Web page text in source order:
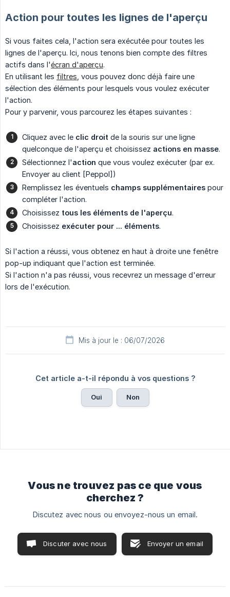
Action pour toutes les lignes de l'aperçu
Si vous faites cela, l'action sera exécutée pour toutes les
lignes de l'aperçu. Ici, nous tenons bien compte des filtres
actifs dans l'écran d'aperçu.
En utilisant les filtres , vous pouvez donc déjà faire une
sélection des éléments pour lesquels vous voulez exécuter
l'action.
Pour y parvenir, vous parcourez les étapes suivantes :
Cliquez avec le clic droit de la souris sur une ligne
quelconque de l'aperçu et choisissez actions en masse.
Sélectionnez l'action que vous voulez exécuter (par ex.
Envoyer au client [Peppol])
Remplissez les éventuels champs supplémentaires pour
compléter l'action.
Choisissez tous les éléments de l'aperçu.
Choisissez exécuter pour ... éléments.
Si l'action a réussi, vous obtenez en haut à droite une fenêtre
pop-up indiquant que l'action est terminée.
Si l'action n'a pas réussi, vous recevrez un message d'erreur
lors de l'exécution.
Mis à jour le : 06/07/2026
Cet article a-t-il répondu à vos questions ?
Oui Non
Vous ne trouvez pas ce que vous
cherchez ?
Discutez avec nous ou envoyez-nous un email.
Discuter avec nous Envoyer un email